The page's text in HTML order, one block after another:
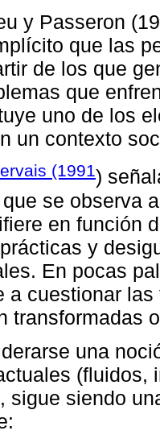
y Passeron
que las
de los que
que
uno de los
un contexto
(1991)
se observa
en función
y
En pocas
a cuestionar
transformadas
una
(fluidos,
sigue siendo